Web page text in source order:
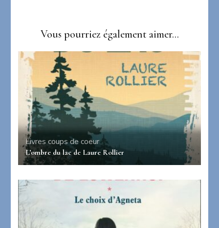
Vous pourriez également aimer...
Livres coups de coeur
L’ombre du lac de Laure Rollier